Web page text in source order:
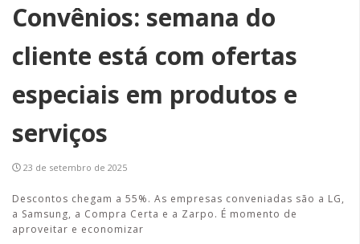
Convênios: semana do
cliente está com ofertas
especiais em produtos e
serviços
23 de setembro de 2025
Descontos chegam a 55%. As empresas conveniadas são a LG,
a Samsung, a Compra Certa e a Zarpo. É momento de
aproveitar e economizar